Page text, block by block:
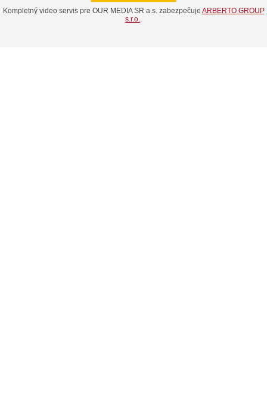
Kompletný video servis pre OUR MEDIA SR a.s. zabezpečuje ARBERTO GROUP
s.r.o.